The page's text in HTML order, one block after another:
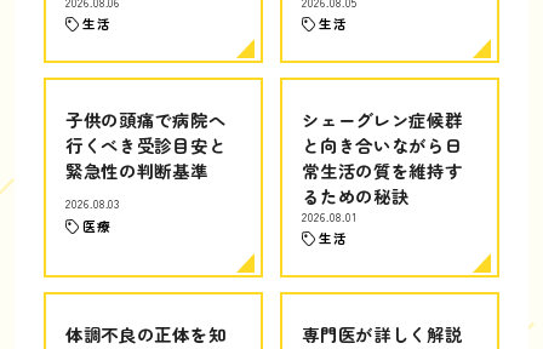
生活 生活
子供の頭痛で病院へ
行くべき受診目安と
緊急性の判断基準
2026.08.03
医療
シェーグレン症候群
と向き合いながら日
常生活の質を維持す
るための秘訣
2026.08.01
生活
体調不良の正体を知
専門医が詳しく解説